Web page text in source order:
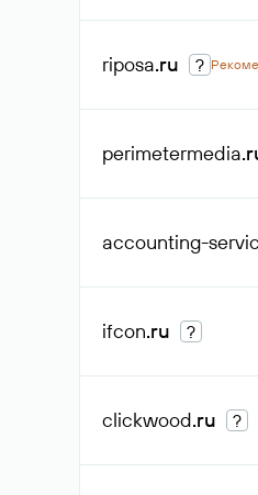
riposa.ru ?
perimetermedia
accounting-
ifcon.ru ?
clickwood.ru ?